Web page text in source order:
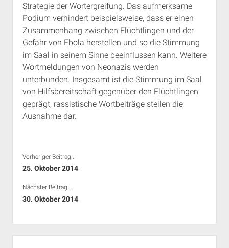
Strategie der Wortergreifung. Das aufmerksame
Podium verhindert beispielsweise, dass er einen
Zusammenhang zwischen Flüchtlingen und der
Gefahr von Ebola herstellen und so die Stimmung
im Saal in seinem Sinne beeinflussen kann. Weitere
Wortmeldungen von Neonazis werden
unterbunden. Insgesamt ist die Stimmung im Saal
von Hilfsbereitschaft gegenüber den Flüchtlingen
geprägt, rassistische Wortbeiträge stellen die
Ausnahme dar.
Vorheriger Beitrag...
25. Oktober 2014
Nächster Beitrag...
30. Oktober 2014